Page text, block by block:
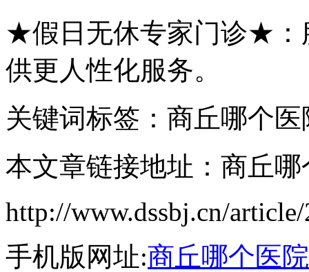
★假日无休专家门诊★：
供更人性化服务。
关键词标签：商丘哪个
本文章链接地址：商丘
http://www.dssbj.cn/
手机版网址:商丘哪个医